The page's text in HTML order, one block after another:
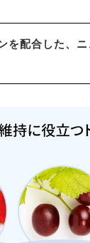
を配合した、